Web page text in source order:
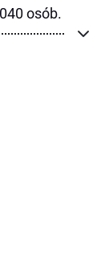
osób.